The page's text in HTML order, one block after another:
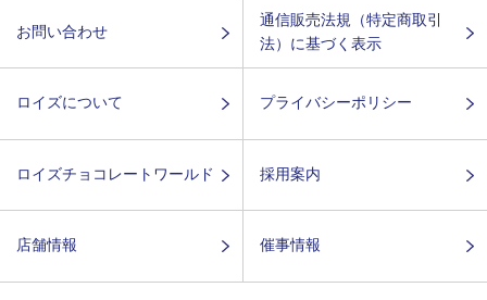
お問い合わせ
通信販売法規（特定商取引
法）に基づく表示
ロイズについて プライバシーポリシー
ロイズチョコレートワールド 採用案内
店舗情報 催事情報